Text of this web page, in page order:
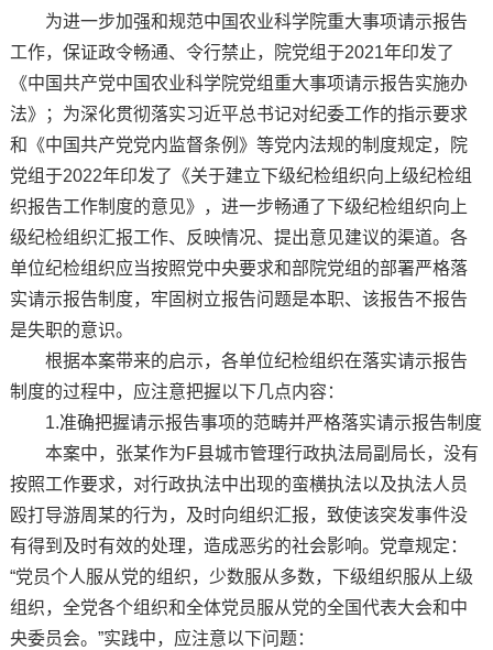
为进一步加强和规范中国农业科学院重大事项请示报告
工作，保证政令畅通、令行禁止，院党组于2021年印发了
《中国共产党中国农业科学院党组重大事项请示报告实施办
法》；为深化贯彻落实习近平总书记对纪委工作的指示要求
和《中国共产党党内监督条例》等党内法规的制度规定，院
党组于2022年印发了《关于建立下级纪检组织向上级纪检组
织报告工作制度的意见》，进一步畅通了下级纪检组织向上
级纪检组织汇报工作、反映情况、提出意见建议的渠道。各
单位纪检组织应当按照党中央要求和部院党组的部署严格落
实请示报告制度，牢固树立报告问题是本职、该报告不报告
是失职的意识。
根据本案带来的启示，各单位纪检组织在落实请示报告
制度的过程中，应注意把握以下几点内容：
1.准确把握请示报告事项的范畴并严格落实请示报告制度
本案中，张某作为F县城市管理行政执法局副局长，没有
按照工作要求，对行政执法中出现的蛮横执法以及执法人员
殴打导游周某的行为，及时向组织汇报，致使该突发事件没
有得到及时有效的处理，造成恶劣的社会影响。党章规定：
“党员个人服从党的组织，少数服从多数，下级组织服从上级
组织，全党各个组织和全体党员服从党的全国代表大会和中
央委员会。”实践中，应注意以下问题：